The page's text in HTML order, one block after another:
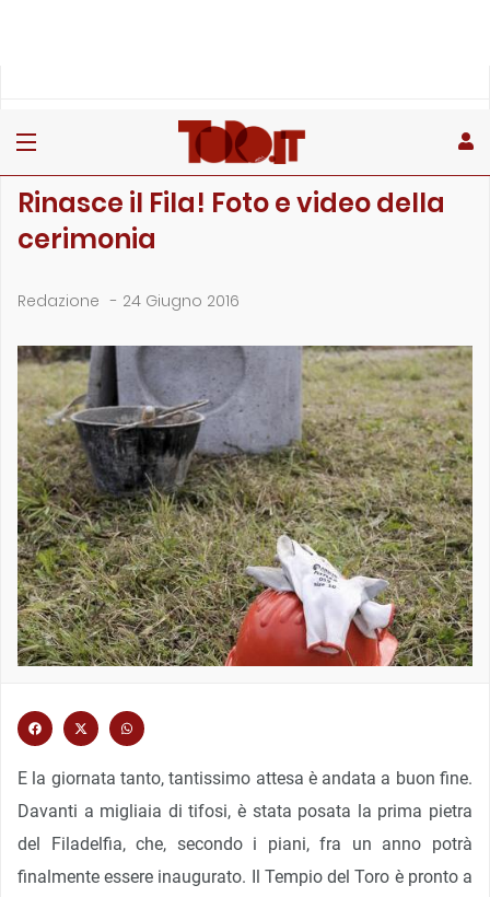
Rinasce il Fila! Foto e video della
cerimonia
Redazione - 24 Giugno 2016
E la giornata tanto, tantissimo attesa è andata a buon fine.
Davanti a migliaia di tifosi, è stata posata la prima pietra
del Filadelfia, che, secondo i piani, fra un anno potrà
finalmente essere inaugurato. Il Tempio del Toro è pronto a